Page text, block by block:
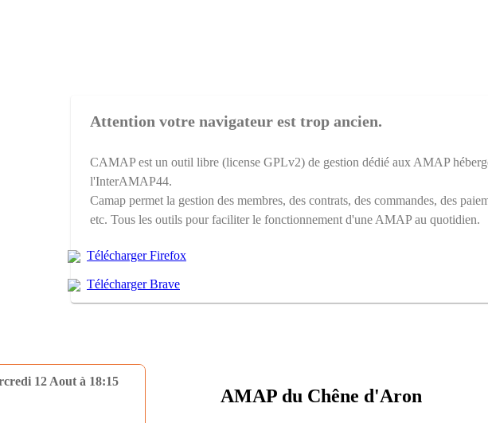
Attention votre navigateur est trop ancien.
CAMAP est un outil libre (license GPLv2) de gestion dédié aux AMAP
l'InterAMAP44.
Camap permet la gestion des membres, des contrats, des commandes, des
etc. Tous les outils pour faciliter le fonctionnement d'une AMAP au quotidien.
Télécharger Firefox
Télécharger Brave
12 Aout à 18:15
AMAP du Chêne d'Aron